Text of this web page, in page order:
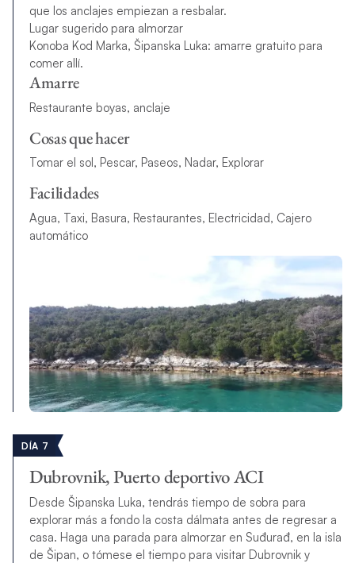
que los anclajes empiezan a resbalar.
Lugar sugerido para almorzar
Konoba Kod Marka, Šipanska Luka: amarre gratuito para
comer allí.
Amarre
Restaurante boyas, anclaje
Cosas que hacer
Tomar el sol, Pescar, Paseos, Nadar, Explorar
Facilidades
Agua, Taxi, Basura, Restaurantes, Electricidad, Cajero
automático
DÍA 7
Dubrovnik, Puerto deportivo ACI
Desde Šipanska Luka, tendrás tiempo de sobra para
explorar más a fondo la costa dálmata antes de regresar a
casa. Haga una parada para almorzar en Suđurađ, en la isla
de Šipan, o tómese el tiempo para visitar Dubrovnik y